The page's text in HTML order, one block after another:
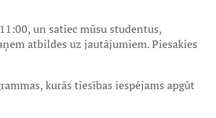
un satiec mūsu studentus,
atbildes uz jautājumiem. Piesakies
kurās tiesības iespējams apgūt